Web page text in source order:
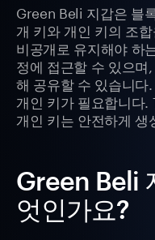
Green Beli 지갑은 블
개 키와 개인 키의 조
비공개로 유지해야 하
정에 접근할 수 있으며
해 공유할 수 있습니다
개인 키가 필요합니다
개인 키는 안전하게
Green Beli
엇인가요?